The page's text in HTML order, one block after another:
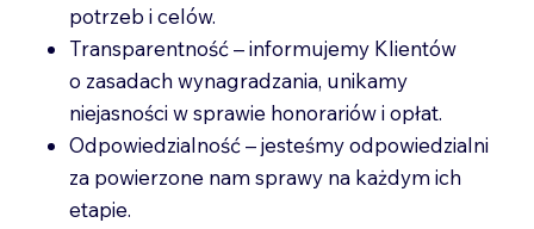
potrzeb i celów.
Transparentność – informujemy Klientów
o zasadach wynagradzania, unikamy
niejasności w sprawie honorariów i opłat.
Odpowiedzialność – jesteśmy odpowiedzialni
za powierzone nam sprawy na każdym ich
etapie.